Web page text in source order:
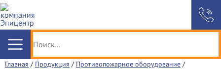
Главная / Продукция / Противопожарное оборудование /